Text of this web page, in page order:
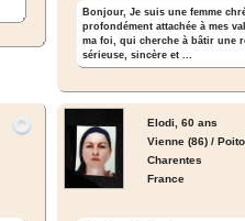
Bonjour, Je suis une femme
profondément attachée à mes
ma foi, qui cherche à bâtir une
sérieuse, sincère et ...
Elodi,
60 ans
Vienne (86) /
Charentes
France